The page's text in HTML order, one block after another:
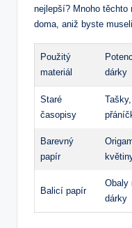
nejlepší? Mnoho těchto
doma, aniž byste
Použitý
materiál
dárky
Staré
časopisy
Tašky,
Barevný
papír
Balicí papír
Obaly
dárky